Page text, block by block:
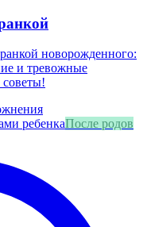
новорожденного:
и тревожные
советы!
После родов